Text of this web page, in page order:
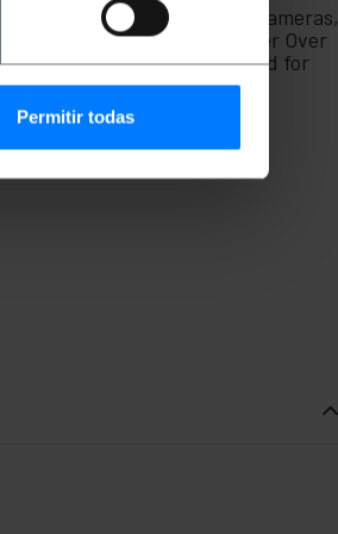
Permitir todas
, computers, security cameras,
modems, PoE (Power Over
They can also be used for
aim of reducing electrical